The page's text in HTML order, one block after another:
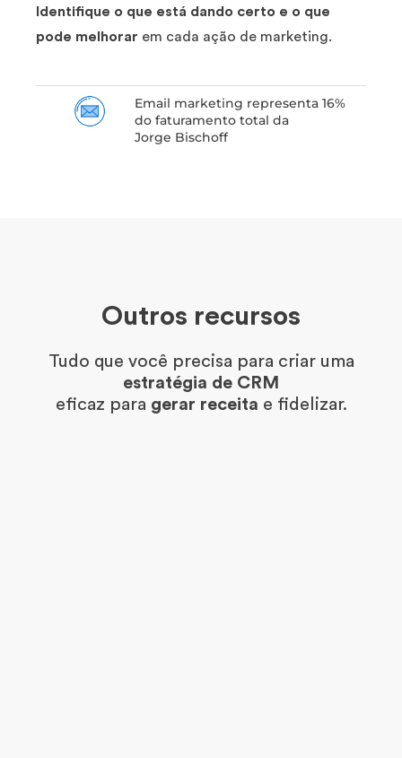
Identifique o que está dando certo e o que
pode melhorar em cada ação de marketing.
Email marketing representa 16%
do faturamento total da
Jorge Bischoff
Outros recursos
Tudo que você precisa para criar uma
estratégia de CRM
eficaz para gerar receita e fidelizar.